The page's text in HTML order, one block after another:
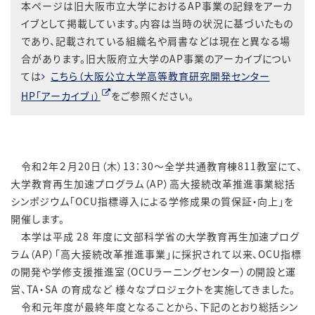
本ページは旧大阪市立大学におけるAP事業の記録をアーカ
イブとして掲載しています。内容は当時の状況に基づいたもの
であり、記載されている組織名や肩書などは現在と異なる場
合があります。旧大阪府立大学のAP事業のアーカイブについ
ては
こちら（大阪公立大学高等教育研究開発センター
HP「アーカイブ」）
をご参照ください。
令和2年２月20日（木）13：30～全学共通教育棟811教室にて、
大学教育再生加速プログラム（AP）高大接続改革推進事業総括
シンポジウム「OCU指標導入による学修成果の質保証・向上」を
開催します。
本学は平成 28 年度に文部科学省の大学教育再生加速プログ
ラム（AP）「高大接続改革推進事業」に採択されて以来、OCU指標
の開発や学修支援推進室（OCUラーニングセンター）の開設と運
営、TA・SA の育成など 様々なプロジェクトを実施してきました。
令和元年度が最終年度となることから、下記のとおり総括シン